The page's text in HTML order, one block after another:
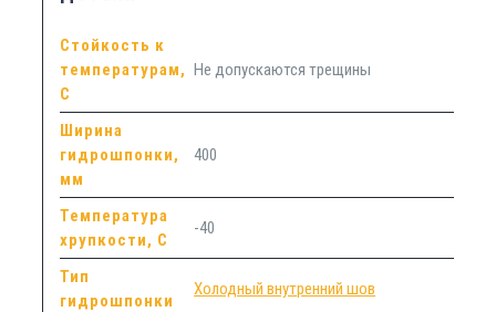
Стойкость к
температурам,
С
Не допускаются трещины
Ширина
гидрошпонки,
мм
400
Температура
хрупкости, С
-40
Тип
гидрошпонки
Холодный внутренний шов